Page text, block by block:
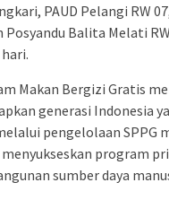
PAUD Pelangi RW
Posyandu Balita Melati
Makan Bergizi Gratis
generasi Indonesia
pengelolaan SPPG
program
sumber daya